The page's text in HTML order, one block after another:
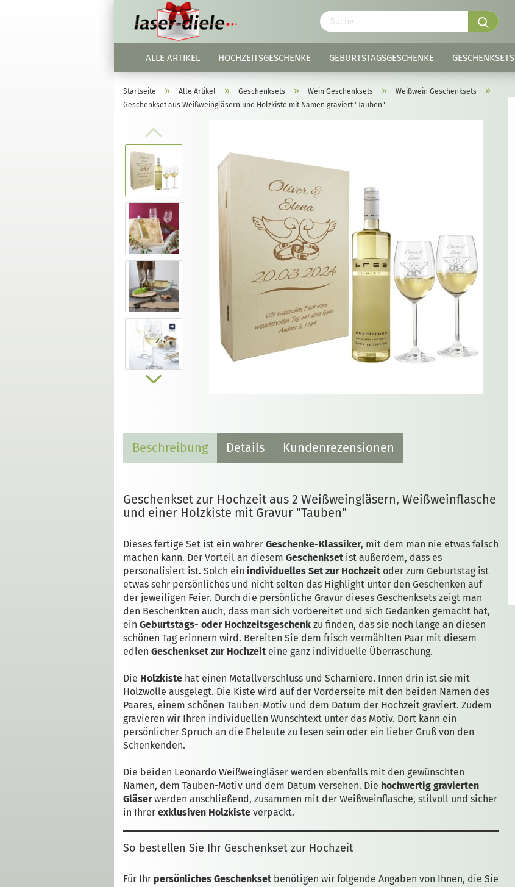
ALLE ARTIKEL HOCHZEITSGESCHENKE GEBURTSTAGSGESCHENKE GESCHENKSETS
Startseite » Alle Artikel » Geschenksets » Wein Geschenksets » Weißwein Geschenksets »
Geschenkset aus Weißweingläsern und Holzkiste mit Namen graviert "Tauben"
Beschreibung Details Kundenrezensionen
Geschenkset zur Hochzeit aus 2 Weißweingläsern, Weißweinflasche
und einer Holzkiste mit Gravur "Tauben"
Dieses fertige Set ist ein wahrer Geschenke-Klassiker, mit dem man nie etwas falsch
machen kann. Der Vorteil an diesem Geschenkset ist außerdem, dass es
personalisiert ist. Solch ein individuelles Set zur Hochzeit oder zum Geburtstag ist
etwas sehr persönliches und nicht selten das Highlight unter den Geschenken auf
der jeweiligen Feier. Durch die persönliche Gravur dieses Geschenksets zeigt man
den Beschenkten auch, dass man sich vorbereitet und sich Gedanken gemacht hat,
ein Geburtstags- oder Hochzeitsgeschenk zu finden, das sie noch lange an diesen
schönen Tag erinnern wird. Bereiten Sie dem frisch vermählten Paar mit diesem
edlen Geschenkset zur Hochzeit eine ganz individuelle Überraschung.
Die Holzkiste hat einen Metallverschluss und Scharniere. Innen drin ist sie mit
Holzwolle ausgelegt. Die Kiste wird auf der Vorderseite mit den beiden Namen des
Paares, einem schönen Tauben-Motiv und dem Datum der Hochzeit graviert. Zudem
gravieren wir Ihren individuellen Wunschtext unter das Motiv. Dort kann ein
persönlicher Spruch an die Eheleute zu lesen sein oder ein lieber Gruß von den
Schenkenden.
Die beiden Leonardo Weißweingläser werden ebenfalls mit den gewünschten
Namen, dem Tauben-Motiv und dem Datum versehen. Die hochwertig gravierten
Gläserwerden anschließend, zusammen mit der Weißweinflasche, stilvoll und sicher
in Ihrer exklusiven Holzkiste verpackt.
So bestellen Sie Ihr Geschenkset zur Hochzeit
Für Ihr persönliches Geschenkset benötigen wir folgende Angaben von Ihnen, die Sie